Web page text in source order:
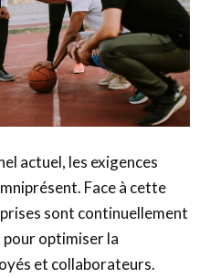
actuel, les exigences
Face à cette
sont continuellement
pour optimiser la
et collaborateurs.